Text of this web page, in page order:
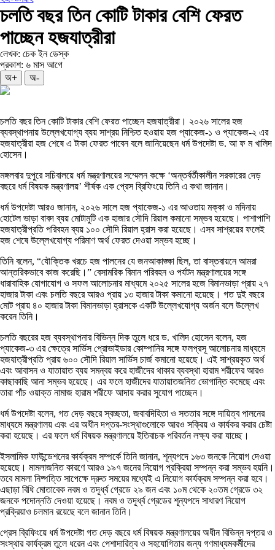
চলতি বছর তিন কোটি টাকার বেশি ফেরত
পাচ্ছেন হজযাত্রীরা
লেখক: চেক ইন ডেস্ক
প্রকাশ: ৬ মাস আগে
অ+
অ-
চলতি বছর তিন কোটি টাকার বেশি ফেরত পাচ্ছেন হজযাত্রীরা। ২০২৬ সালের হজ
ব্যবস্থাপনায় উল্লেখযোগ্য ব্যয় সাশ্রয় নিশ্চিত হওয়ায় হজ প্যাকেজ-১ ও প্যাকেজ-২ এর
হজযাত্রীরা হজ শেষে এ টাকা ফেরত পাবেন বলে জানিয়েছেন ধর্ম উপদেষ্টা ড. আ ফ ম খালিদ
হোসেন।
মঙ্গলবার দুপুরে সচিবালয়ে ধর্ম মন্ত্রণালয়ের সম্মেলন কক্ষে ‘অন্তর্বর্তীকালীন সরকারের দেড়
বছরে ধর্ম বিষয়ক মন্ত্রণালয়’ শীর্ষক এক প্রেস ব্রিফিংয়ে তিনি এ কথা জানান।
ধর্ম উপদেষ্টা আরও জানান, ২০২৬ সালে হজ প্যাকেজ-১ এর আওতায় মক্কা ও মদিনায়
হোটেল ভাড়া বাবদ ব্যয় মোটামুটি এক হাজার সৌদি রিয়াল কমানো সম্ভব হয়েছে। পাশাপাশি
হজযাত্রীপ্রতি পরিবহন ব্যয় ১০০ সৌদি রিয়াল হ্রাস করা হয়েছে। এসব সাশ্রয়ের ফলেই
হজ শেষে উল্লেখযোগ্য পরিমাণ অর্থ ফেরত দেওয়া সম্ভব হচ্ছে।
তিনি বলেন, “যৌক্তিক খরচে হজ পালনের যে জনআকাঙ্ক্ষা ছিল, তা বাস্তবায়নে আমরা
আন্তরিকভাবে কাজ করেছি।” বেসামরিক বিমান পরিবহন ও পর্যটন মন্ত্রণালয়ের সঙ্গে
ধারাবাহিক যোগাযোগ ও সফল আলোচনার মাধ্যমে ২০২৫ সালের হজে বিমানভাড়া প্রায় ২৭
হাজার টাকা এবং চলতি বছরে আরও প্রায় ১৩ হাজার টাকা কমানো হয়েছে। গত দুই বছরে
মোট প্রায় ৪০ হাজার টাকা বিমানভাড়া হ্রাসকে একটি উল্লেখযোগ্য অর্জন বলে উল্লেখ
করেন তিনি।
চলতি বছরের হজ ব্যবস্থাপনার বিভিন্ন দিক তুলে ধরে ড. খালিদ হোসেন বলেন, হজ
প্যাকেজ-৩ এর ক্ষেত্রে সার্ভিস প্রোভাইডার কোম্পানির সঙ্গে ফলপ্রসূ আলোচনার মাধ্যমে
হজযাত্রীপ্রতি প্রায় ৬০০ সৌদি রিয়াল সার্ভিস চার্জ কমানো হয়েছে। এই সাশ্রয়কৃত অর্থ
এবং আবাসন ও যাতায়াত ব্যয় সমন্বয় করে হাজীদের থাকার ব্যবস্থা হারাম শরীফের আরও
কাছাকাছি আনা সম্ভব হয়েছে। এর ফলে হাজীদের যাতায়াতজনিত ভোগান্তি কমেছে এবং
তারা পাঁচ ওয়াক্ত নামাজ হারাম শরীফে আদায় করার সুযোগ পাচ্ছেন।
ধর্ম উপদেষ্টা বলেন, গত দেড় বছরে স্বচ্ছতা, জবাবদিহিতা ও সততার সঙ্গে দায়িত্ব পালনের
মাধ্যমে মন্ত্রণালয় এবং এর অধীন দপ্তর-সংস্থাগুলোকে আরও সক্রিয় ও কার্যকর করার চেষ্টা
করা হয়েছে। এর ফলে ধর্ম বিষয়ক মন্ত্রণালয়ে ইতিবাচক পরিবর্তন লক্ষ্য করা যাচ্ছে।
ইসলামিক ফাউন্ডেশনের কার্যক্রম সম্পর্কে তিনি জানান, শূন্যপদে ১৬৩ জনকে নিয়োগ দেওয়া
হয়েছে। মামলাজনিত কারণে আরও ১৯৭ জনের নিয়োগ প্রক্রিয়া সম্পন্ন করা সম্ভব হয়নি।
তবে মামলা নিষ্পত্তি সাপেক্ষে দ্রুত সময়ের মধ্যেই এ নিয়োগ কার্যক্রম সম্পন্ন করা হবে।
এছাড়া বিধি মোতাবেক নবম ও তদূর্ধ্ব গ্রেডে ২৯ জন এবং ১০ম থেকে ২০তম গ্রেডে ৩২
জনকে পদোন্নতি দেওয়া হয়েছে। নবম ও তদূর্ধ্ব গ্রেডের শূন্যপদে সাধারণ নিয়োগ
প্রক্রিয়াও চলমান রয়েছে বলে জানান তিনি।
প্রেস ব্রিফিংয়ে ধর্ম উপদেষ্টা গত দেড় বছরে ধর্ম বিষয়ক মন্ত্রণালয়ের অধীন বিভিন্ন দপ্তর ও
সংস্থার কার্যক্রম তুলে ধরেন এবং পেশাদারিত্ব ও সহযোগিতার জন্য গণমাধ্যমকর্মীদের